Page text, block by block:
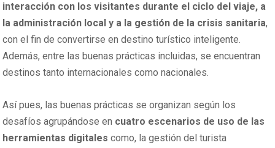
interacción con los visitantes durante el ciclo del viaje, a
la administración local y a la gestión de la crisis sanitaria,
con el fin de convertirse en destino turístico inteligente.
Además, entre las buenas prácticas incluidas, se encuentran
destinos tanto internacionales como nacionales.
Así pues, las buenas prácticas se organizan según los
desafíos agrupándose en cuatro escenarios de uso de las
herramientas digitales como, la gestión del turista